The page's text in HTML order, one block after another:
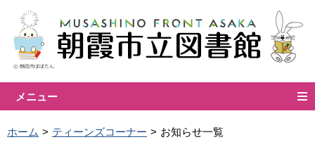
メニュー
ホーム ティーンズコーナー お知らせ一覧